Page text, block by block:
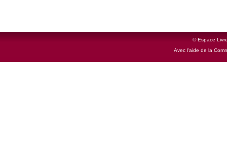
© Espace
Avec l'aide de la